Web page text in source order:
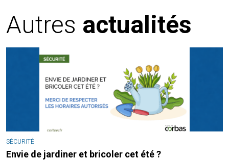
Autres actualités
SÉCURITÉ
Envie de jardiner et bricoler cet été ?